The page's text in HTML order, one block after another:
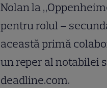
Nolan la
pentru rolul –
această primă
un reper al notabilei
deadline.com.